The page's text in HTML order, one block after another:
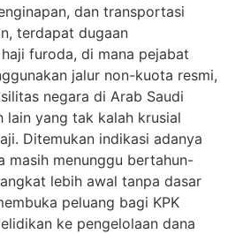
dan transportasi
terdapat dugaan
furoda, di mana pejabat
jalur non-kuota resmi,
negara di Arab Saudi
lain yang tak kalah krusial
Ditemukan indikasi adanya
masih menunggu bertahun-
lebih awal tanpa dasar
peluang bagi KPK
ke pengelolaan dana